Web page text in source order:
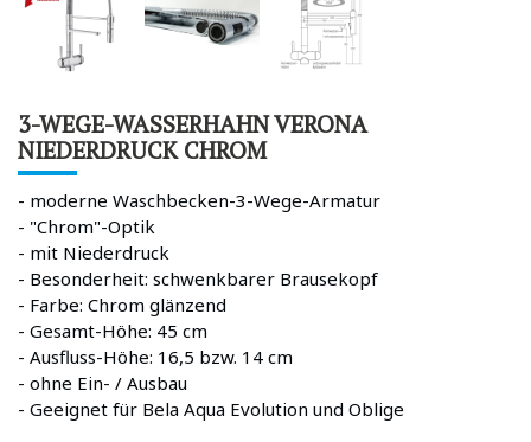
3-WEGE-WASSERHAHN VERONA
NIEDERDRUCK CHROM
- moderne Waschbecken-3-Wege-Armatur
- "Chrom"-Optik
- mit Niederdruck
- Besonderheit: schwenkbarer Brausekopf
- Farbe: Chrom glänzend
- Gesamt-Höhe: 45 cm
- Ausfluss-Höhe: 16,5 bzw. 14 cm
- ohne Ein- / Ausbau
- Geeignet für Bela Aqua Evolution und Oblige